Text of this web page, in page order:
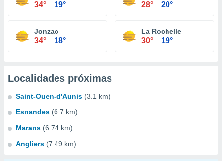
34° 19° 28° 20°
Jonzac
34° 18°
La Rochelle
30° 19°
Localidades próximas
Saint-Ouen-d'Aunis (3.1 km)
Esnandes (6.7 km)
Marans (6.74 km)
Angliers (7.49 km)